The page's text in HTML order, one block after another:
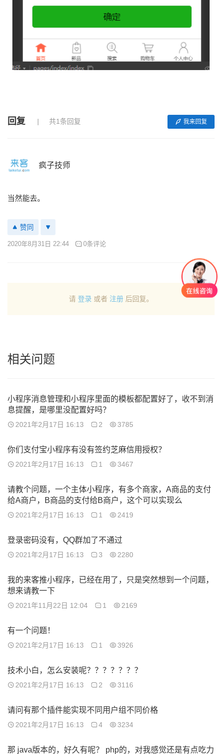
回复 共1条回复 我来回复
疯子技师
当然能去。
赞同
2020年8月31日 22:44 0条评论
请 登录 或者 注册 后回复。
相关问题
小程序消息管理和小程序里面的模板都配置好了，收不到消
息提醒，是哪里没配置好吗？
2021年2月17日 16:13 2 3785
你们支付宝小程序有没有签约芝麻信用授权？
2021年2月17日 16:13 1 3467
请教个问题，一个主体小程序，有多个商家，A商品的支付
给A商户，B商品的支付给B商户，这个可以实现么
2021年2月17日 16:13 1 2419
登录密码没有，QQ群加了不通过
2021年2月17日 16:13 3 2280
我的来客推小程序，已经在用了，只是突然想到一个问题，
想来请教一下
2021年11月22日 12:04 1 2169
有一个问题！
2021年2月17日 16:13 1 3926
技术小白，怎么安装呢？？？？？？？
2021年2月17日 16:13 2 3116
请问有那个插件能实现不同用户组不同价格
2021年2月17日 16:13 4 3234
那 java版本的，好久有呢？ php的，对我感觉还是有点吃力